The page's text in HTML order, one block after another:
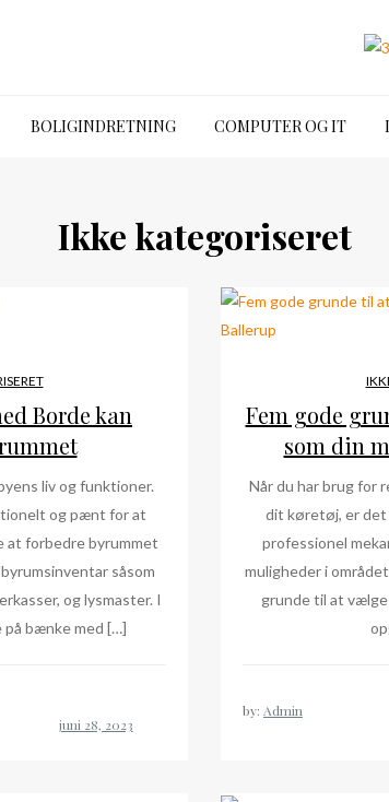
BOLIGINDRETNING COMPUTER OG IT
Ikke kategoriseret
Borde kan
liv og funktioner.
og pænt for at
at forbedre byrummet
såsom
og lysmaster. I
på bænke med […]
Fem gode
som din
Når du har brug for
dit køretøj, er
professionel
muligheder i
grunde til at
by: Admin